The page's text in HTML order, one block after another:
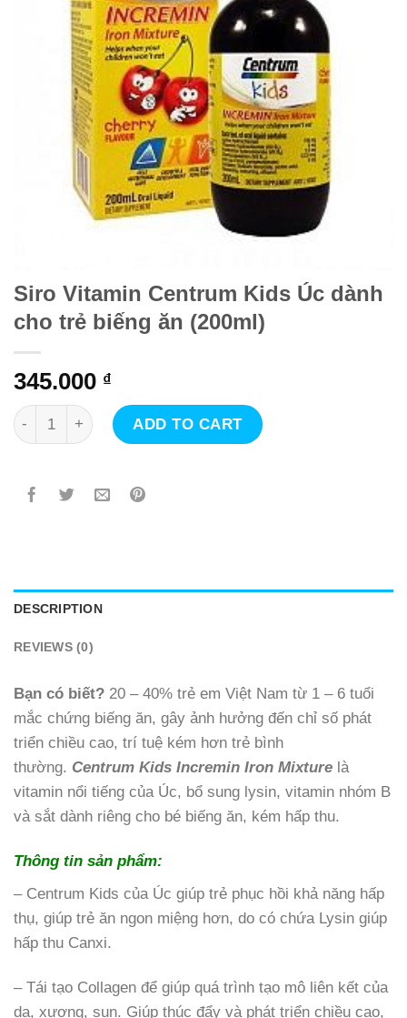
Siro Vitamin Centrum Kids Úc dành
cho trẻ biếng ăn (200ml)
345.000 ₫
Siro Vitamin Centrum Kids Úc dành cho trẻ biếng ăn
ADD TO CART
DESCRIPTION
REVIEWS (0)
Bạn có biết? 20 – 40% trẻ em Việt Nam từ 1 – 6 tuổi
mắc chứng biếng ăn, gây ảnh hưởng đến chỉ số phát
triển chiều cao, trí tuệ kém hơn trẻ bình
thường. Centrum Kids Incremin Iron Mixture là
vitamin nổi tiếng của Úc, bổ sung lysin, vitamin nhóm B
và sắt dành riêng cho bé biếng ăn, kém hấp thu.
Thông tin sản phẩm:
– Centrum Kids của Úc giúp trẻ phục hồi khả năng hấp
thụ, giúp trẻ ăn ngon miệng hơn, do có chứa Lysin giúp
hấp thu Canxi.
– Tái tạo Collagen để giúp quá trình tạo mô liên kết của
da, xương, sụn. Giúp thúc đẩy và phát triển chiều cao,